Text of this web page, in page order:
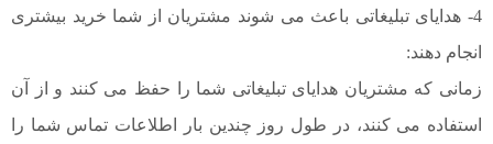
4- هدایای تبلیغاتی باعث می شوند مشتریان از شما خرید بیشتری
انجام دهند:
زمانی که مشتریان هدایای تبلیغاتی شما را حفظ می کنند و از آن
استفاده می کنند، در طول روز چندین بار اطلاعات تماس شما را